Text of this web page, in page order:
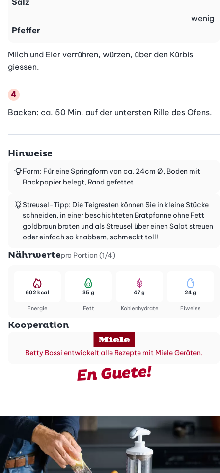
Salz
Pfeffer
wenig
Milch und Eier verrühren, würzen, über den Kürbis
giessen.
Backen: ca. 50 Min. auf der untersten Rille des Ofens.
Hinweise
Form: Für eine Springform von ca. 24cm Ø, Boden mit
Backpapier belegt, Rand gefettet
Streusel-Tipp: Die Teigresten können Sie in kleine Stücke
schneiden, in einer beschichteten Bratpfanne ohne Fett
goldbraun braten und als Streusel über einen Salat streuen
oder einfach so knabbern, schmeckt toll!
Nährwertepro Portion (1/4)
Energie
602 kcal
Fett
35 g
Kohlenhydrate
47 g
Eiweiss
24 g
Kooperation
Betty Bossi entwickelt alle Rezepte mit Miele Geräten.
En Guete!